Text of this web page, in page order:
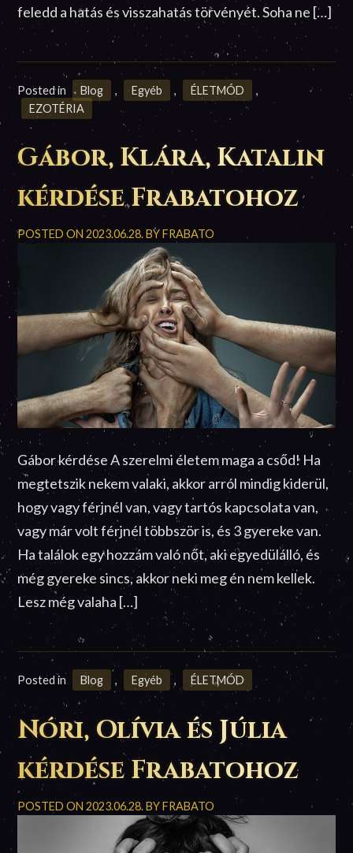
feledd a hatás és visszahatás törvényét. Soha ne […]
Posted in Blog , Egyéb , ÉLETMÓD
,
EZOTÉRIA
Gábor, Klára, Katalin
kérdése Frabatohoz
POSTED ON2023.06.28.BYFRABATO
Gábor kérdése A szerelmi életem maga a csőd! Ha
megtetszik nekem valaki, akkor arról mindig kiderül,
hogy vagy férjnél van, vagy tartós kapcsolata van,
vagy már volt férjnél többször is, és 3 gyereke van.
Ha találok egy hozzám való nőt, aki egyedülálló, és
még gyereke sincs, akkor neki meg én nem kellek.
Lesz még valaha […]
Posted in Blog , Egyéb , ÉLETMÓD
Nóri, Olívia és Júlia
kérdése Frabatohoz
POSTED ON2023.06.28.BYFRABATO